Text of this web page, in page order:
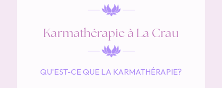
Karmathérapie à La Crau
QU'EST-CE QUE LA KARMATHÉRAPIE?